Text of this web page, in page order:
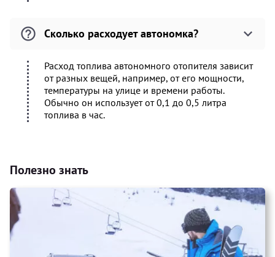
Сколько расходует автономка?
Расход топлива автономного отопителя зависит
от разных вещей, например, от его мощности,
температуры на улице и времени работы.
Обычно он использует от 0,1 до 0,5 литра
топлива в час.
Полезно знать